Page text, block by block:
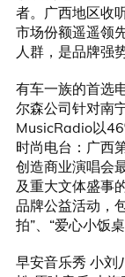
者。广西地区收
市场份额遥遥领
人群，是品牌强
有车一族的首选
尔森公司针对南
MusicRadio以
时尚电台：广西
创造商业演唱会
及重大文体盛事
品牌公益活动，
拍”、“爱心小饭
早安音乐秀 小刘